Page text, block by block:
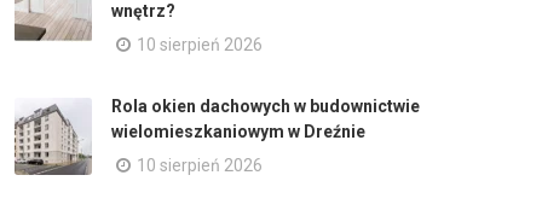
wnętrz?
10 sierpień 2026
Rola okien dachowych w budownictwie
wielomieszkaniowym w Dreźnie
10 sierpień 2026